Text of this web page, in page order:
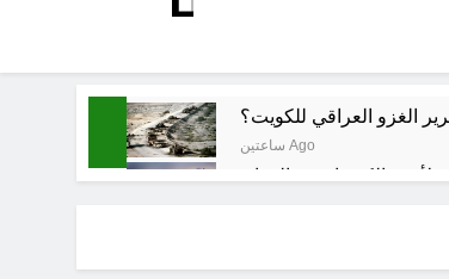
الغزو العراقي للكويت؟
ساعتين Ago
الكهرباء في العراق